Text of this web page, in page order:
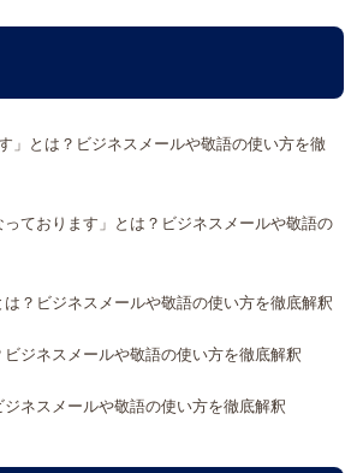
」とは？ビジネスメールや敬語の使い方を徹
っております」とは？ビジネスメールや敬語の
は？ビジネスメールや敬語の使い方を徹底解釈
ビジネスメールや敬語の使い方を徹底解釈
ジネスメールや敬語の使い方を徹底解釈